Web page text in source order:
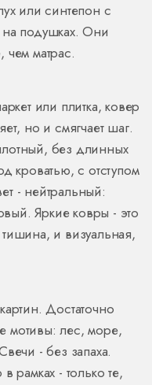
или синтепон с
на подушках. Они
чем матрас.
или плитка, ковер
но и смягчает шаг.
без длинных
кроватью, с отступом
- нейтральный:
Яркие ковры - это
и визуальная,
Достаточно
мотивы: лес, море,
- без запаха.
рамках - только те,